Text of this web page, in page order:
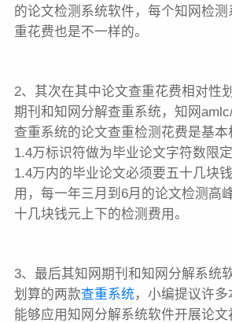
的论文检测系统软件，每个知网检
重花费也是不一样的。
2、其次在其中论文查重花费相对性
期刊和知网分解查重系统，知网
查重系统的论文查重检测花费是基
1.4万标识符做为毕业论文字符数限
1.4万内的毕业论文必须要五十几块
用，每一年三月到6月的论文检测高
十几块钱元上下的检测费用。
3、最后其知网期刊和知网分解系统
划算的两款查重系统 ，小编提议许
能够应用知网分解系统软件开展论